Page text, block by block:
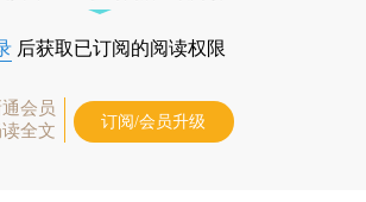
后获取已订阅的阅读权限
会员
全文
订阅/会员升级